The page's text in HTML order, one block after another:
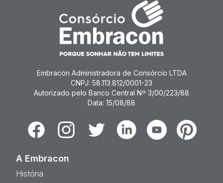
Embracon Administradora de Consórcio LTDA
CNPJ: 58.113.812/0001-23
Autorizado pelo Banco Central Nº 3/00/223/88
Data: 15/08/88
FacebookInstagramTwitter LinkedinYoutubePinterest
A Embracon
História